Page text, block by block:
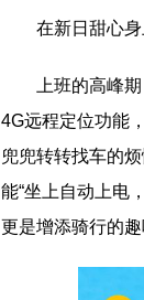
在新日甜心
上班的高峰
4G远程定位功能
兜兜转转找车的
能“坐上自动上电
更是增添骑行的